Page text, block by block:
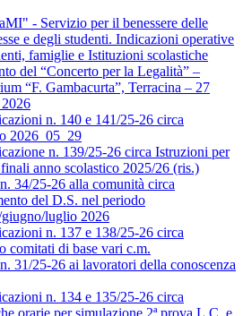
- Servizio per il benessere delle
e degli studenti. Indicazioni operative
famiglie e Istituzioni scolastiche
del “Concerto per la Legalità” –
“F. Gambacurta”, Terracina – 27
n. 140 e 141/25-26 circa
2026_05_29
n. 139/25-26 circa Istruzioni per
anno scolastico 2025/26 (ris.)
34/25-26 alla comunità circa
del D.S. nel periodo
luglio 2026
n. 137 e 138/25-26 circa
comitati di base vari c.m.
31/25-26 ai lavoratori della conoscenza
n. 134 e 135/25-26 circa